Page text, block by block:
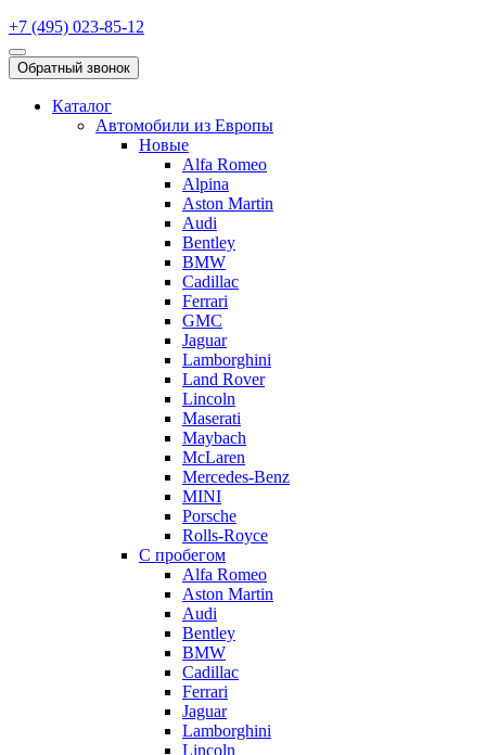
+7 (495) 023-85-12
Обратный звонок
Каталог
Автомобили из Европы
Новые
Alfa Romeo
Alpina
Aston Martin
Audi
Bentley
BMW
Cadillac
Ferrari
GMC
Jaguar
Lamborghini
Land Rover
Lincoln
Maserati
Maybach
McLaren
Mercedes-Benz
MINI
Porsche
Rolls-Royce
С пробегом
Alfa Romeo
Aston Martin
Audi
Bentley
BMW
Cadillac
Ferrari
Jaguar
Lamborghini
Lincoln